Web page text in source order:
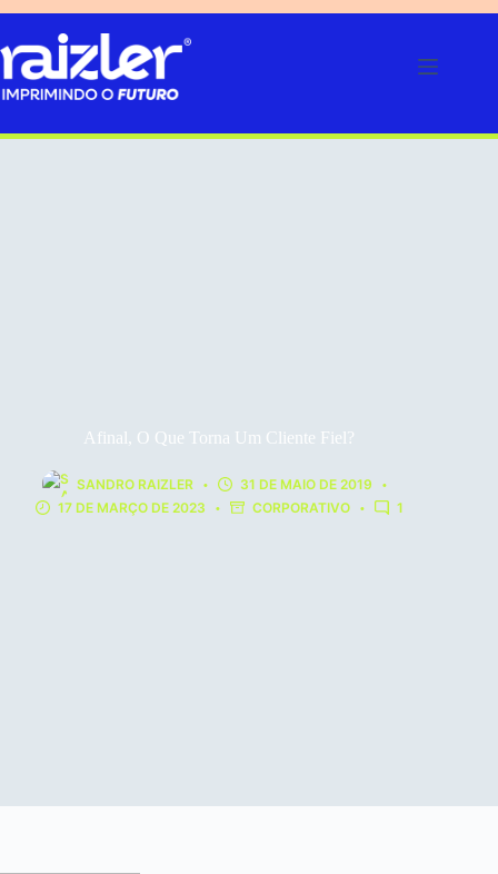
o
conteúdo
Afinal, O Que Torna Um Cliente Fiel?
SANDRO RAIZLER
31 DE MAIO DE 2019
17 DE MARÇO DE 2023
CORPORATIVO 1